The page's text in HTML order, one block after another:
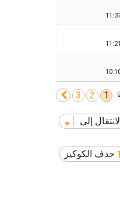
1
2
3التالي
الانتقال إلى
حذف الكوكيز